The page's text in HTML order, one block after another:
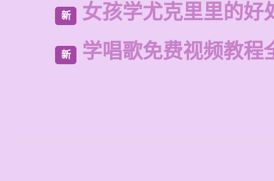
新 女孩学尤克里里的好
新 学唱歌免费视频教程